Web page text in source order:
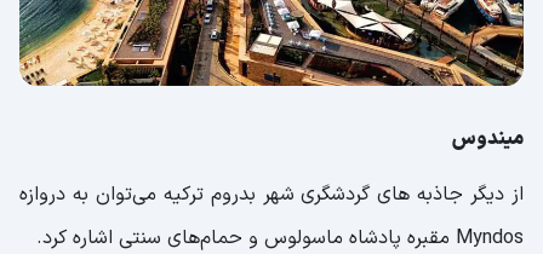
میندوس
از دیگر جاذبه های گردشگری شهر بدروم ترکیه می‌توان به دروازه
Myndos مقبره پادشاه ماسولوس و حمام‌های سنتی اشاره کرد.